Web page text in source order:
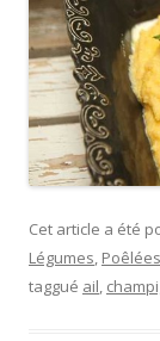
Cet article a été
Légumes Poêlées
taggué ail